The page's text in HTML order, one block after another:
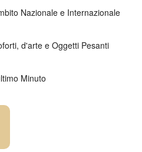
Nazionale e Internazionale
d'arte e Oggetti Pesanti
Minuto